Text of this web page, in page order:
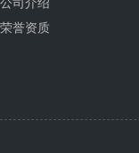
荣誉资质